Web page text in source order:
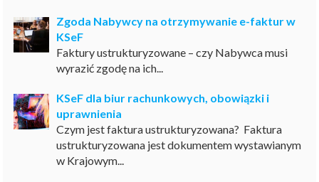
Zgoda Nabywcy na otrzymywanie e-faktur w
KSeF
Faktury ustrukturyzowane – czy Nabywca musi
wyrazić zgodę na ich...
KSeF dla biur rachunkowych, obowiązki i
uprawnienia
Czym jest faktura ustrukturyzowana? Faktura
ustrukturyzowana jest dokumentem wystawianym
w Krajowym...